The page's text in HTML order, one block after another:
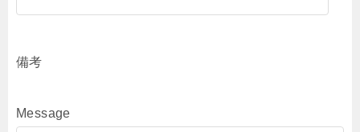
備考
Message